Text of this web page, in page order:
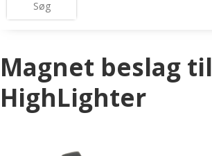
Magnet beslag til
HighLighter